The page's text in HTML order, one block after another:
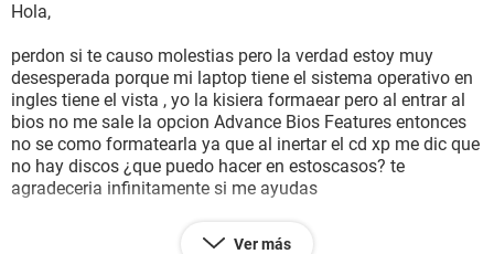
Hola,
perdon si te causo molestias pero la verdad estoy muy
desesperada porque mi laptop tiene el sistema operativo en
ingles tiene el vista , yo la kisiera formaear pero al entrar al
bios no me sale la opcion Advance Bios Features entonces
no se como formatearla ya que al inertar el cd xp me dic que
no hay discos ¿que puedo hacer en estoscasos? te
agradeceria infinitamente si me ayudas
mi lap top es una gateway
Ver más